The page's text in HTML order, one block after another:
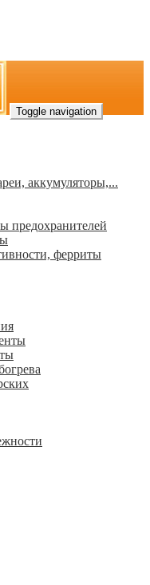
Toggle navigation
аккумуляторы,...
предохранителей
ферриты